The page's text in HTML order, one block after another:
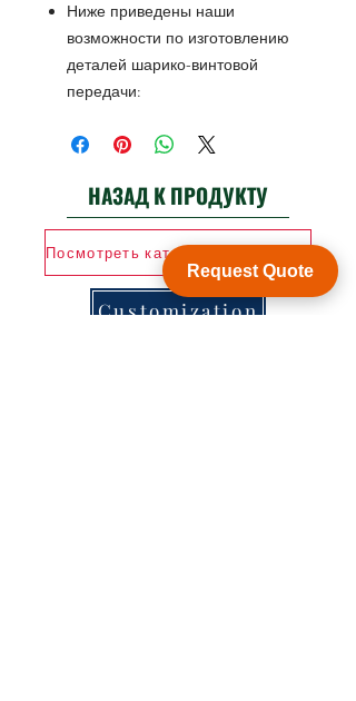
Ниже приведены наши
возможности по изготовлению
деталей шарико-винтовой
передачи:
НАЗАД К ПРОДУКТУ
Customization
Request Quote